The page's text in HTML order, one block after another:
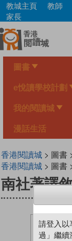
Skip
main
content
教城主頁 教師
家長
圖書
e悅讀學校計劃
我的閱讀城
漫話生活
香港閱讀城> 圖書
香港閱讀城> 圖書
南社著譯
請登入以
過」繼續